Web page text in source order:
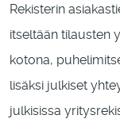
Rekisterin
itseltään tilausten
kotona,
lisäksi julkiset
julkisissa